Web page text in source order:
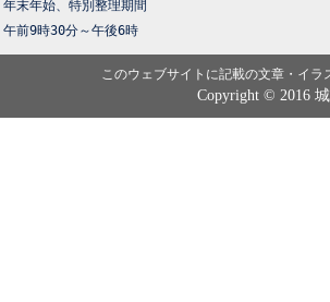
年末年始、特別整理期間
午前9時30分～午後6時
このウェブサイトに記載の文章・イ
Copyright © 2016